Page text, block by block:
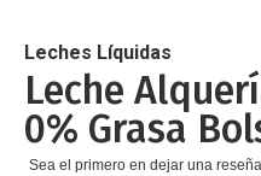
de
la
galería
de
imágenes
Leches Líquidas
Leche
0% Grasa
Sea el primero en dejar una